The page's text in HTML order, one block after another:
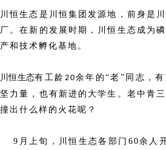
川恒生态是川恒集团发源地，前身是
厂。在新的发展时期，川恒生态成为
产和技术孵化基地。
川恒生态有工龄 20余年的“老”同志，
坚力量，也有新进的大学生。老中青
撞出什么样的火花呢？
9月上旬，川恒生态各部门60余人